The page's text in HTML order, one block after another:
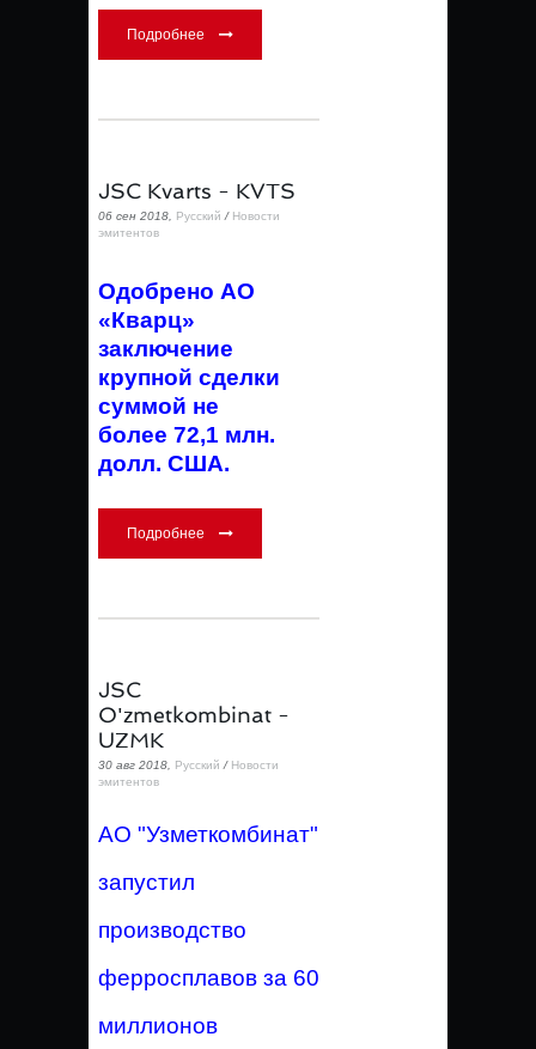
Подробнее
JSC Kvarts - KVTS
06 сен 2018, Русский / Новости
эмитентов
Одобрено АО
«Кварц»
заключение
крупной сделки
суммой не
более 72,1 млн.
долл. США.
Подробнее
JSC
O'zmetkombinat -
UZMK
30 авг 2018, Русский / Новости
эмитентов
АО "Узметкомбинат"
запустил
производство
ферросплавов за 60
миллионов